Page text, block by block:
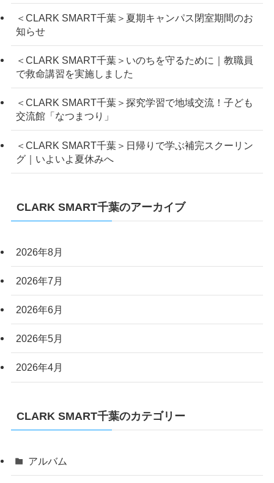
＜CLARK SMART千葉＞夏期キャンパス閉室期間のお
知らせ
＜CLARK SMART千葉＞いのちを守るために｜教職員
で救命講習を実施しました
＜CLARK SMART千葉＞探究学習で地域交流！子ども
交流館「なつまつり」
＜CLARK SMART千葉＞日帰りで学ぶ補完スクーリン
グ｜いよいよ夏休みへ
CLARK SMART千葉のアーカイブ
2026年8月
2026年7月
2026年6月
2026年5月
2026年4月
CLARK SMART千葉のカテゴリー
アルバム